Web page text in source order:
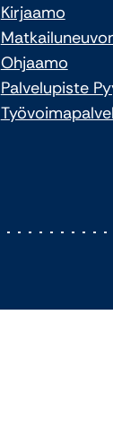
Kirjaamo
Ohjaamo
Palvelupiste